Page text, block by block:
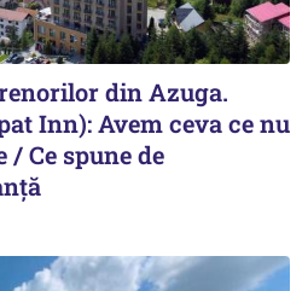
din Azuga.
Inn): Avem ceva ce nu
Ce spune de